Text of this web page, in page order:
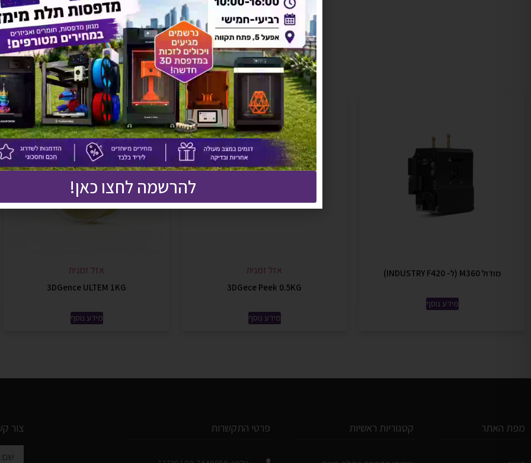
אולי יעניין אותך גם
מודול M360 (ל- INDUSTRY F420)
מידע נוסף
אזל זמנית
3DGece Peek 0.5KG
מידע נוסף
אזל זמנית
3DGence ULTEM 1KG
מידע נוסף
מפת האתר קטגוריות ראשיות פרטי התקשרות צור
להרשמה לחצו כאן!